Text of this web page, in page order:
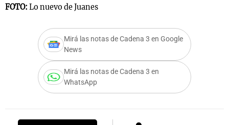
FOTO: Lo nuevo de Juanes
Mirá las notas de Cadena 3 en Google
News
Mirá las notas de Cadena 3 en
WhatsApp
Notas